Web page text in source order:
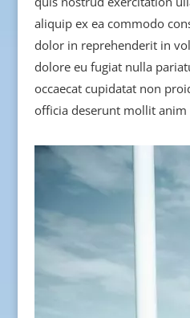
aliquip ex ea commodo
dolor in reprehenderit in
dolore eu fugiat nulla
occaecat cupidatat non
officia deserunt mollit anim